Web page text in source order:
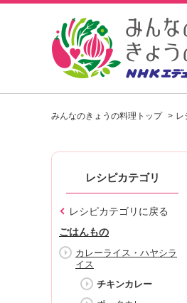
みんなのきょうの料理トップ レ
レシピカテゴリ
レシピカテゴリに戻る
ごはんもの
カレーライス・ハヤシラ
イス
チキンカレー